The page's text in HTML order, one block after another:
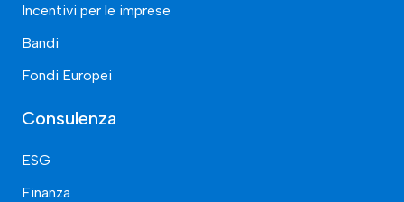
Incentivi per le imprese
Bandi
Fondi Europei
Consulenza
ESG
Finanza